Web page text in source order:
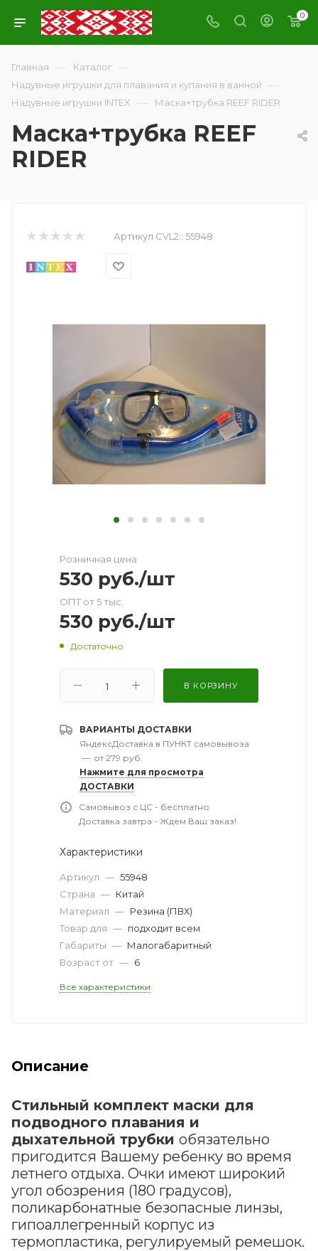
0
Главная — Каталог —
Надувные игрушки для плавания и купания в ванной —
Надувные игрушки INTEX — Маска+трубка REEF RIDER
Маска+трубка REEF
RIDER
Артикул CVL2:: 55948
Розничная цена
530 руб./шт
ОПТ от 5 тыс.
530 руб./шт
Достаточно
В КОРЗИНУ
ВАРИАНТЫ ДОСТАВКИ
ЯндексДоставка в ПУНКТ самовывоза
— от 279 руб.
Нажмите для просмотра
ДОСТАВКИ
Самовывоз с ЦС - бесплатно
Доставка завтра - Ждем Ваш заказ!
Характеристики
Артикул — 55948
Страна — Китай
Материал — Резина (ПВХ)
Товар для — подходит всем
Габариты — Малогабаритный
Возраст от — 6
Все характеристики
Описание
Стильный комплект маски для
подводного плавания и
дыхательной трубки обязательно
пригодится Вашему ребенку во время
летнего отдыха. Очки имеют широкий
угол обозрения (180 градусов),
поликарбонатные безопасные линзы,
гипоаллегренный корпус из
термопластика, регулируемый ремешок.